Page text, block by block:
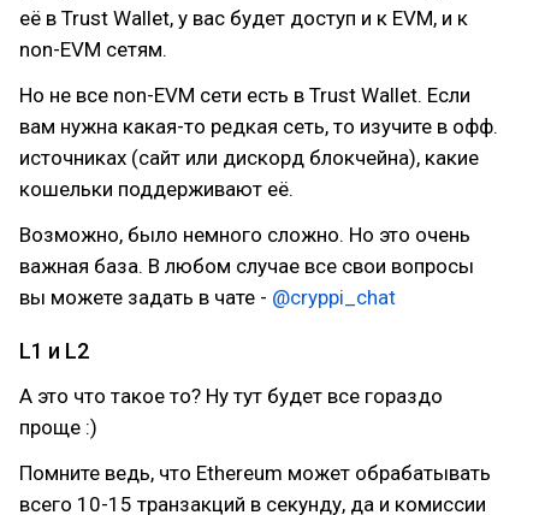
её в Trust Wallet, у вас будет доступ и к EVM, и к
non-EVM сетям.
Но не все non-EVM сети есть в Trust Wallet. Если
вам нужна какая-то редкая сеть, то изучите в офф.
источниках (сайт или дискорд блокчейна), какие
кошельки поддерживают её.
Возможно, было немного сложно. Но это очень
важная база. В любом случае все свои вопросы
вы можете задать в чате - @cryppi_chat
L1 и L2
А это что такое то? Ну тут будет все гораздо
проще :)
Помните ведь, что Ethereum может обрабатывать
всего 10-15 транзакций в секунду, да и комиссии